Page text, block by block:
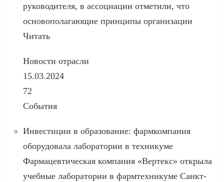
руководителя, в ассоциации отметили, что
основополагающие принципы организации
Читать
Новости отрасли
15.03.2024
72
События
Инвестиции в образование: фармкомпания
оборудовала лаборатории в техникуме
Фармацевтическая компания «Вертекс» открыла
учебные лаборатории в фармтехникуме Санкт-